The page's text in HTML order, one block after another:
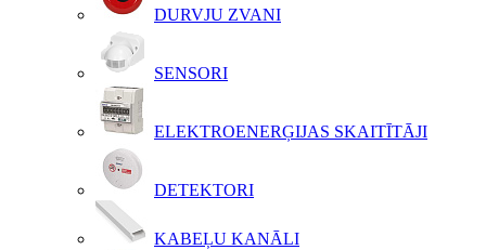
DURVJU ZVANI
SENSORI
ELEKTROENERĢIJAS SKAITĪTĀJI
DETEKTORI
KABEĻU KANĀLI